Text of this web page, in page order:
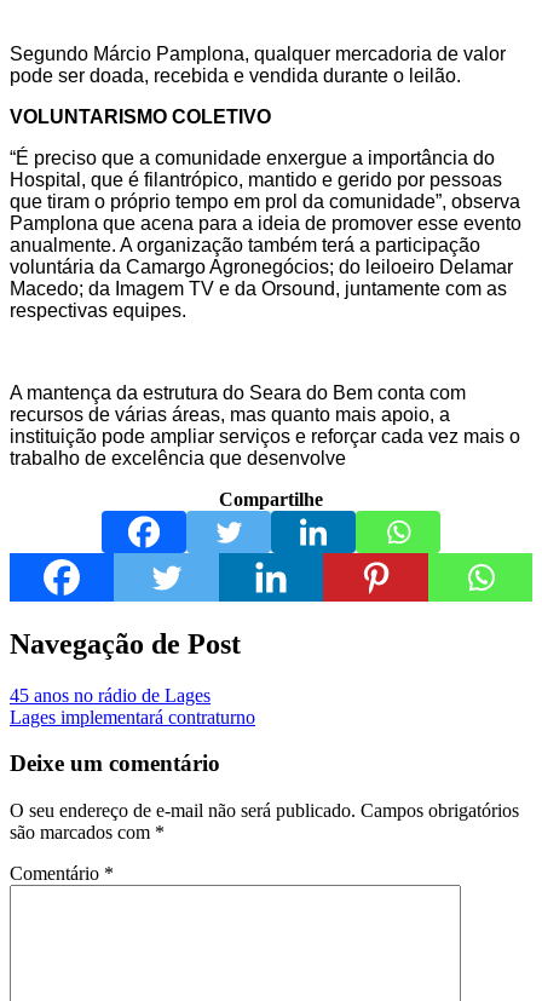
Segundo Márcio Pamplona, qualquer mercadoria de valor
pode ser doada, recebida e vendida durante o leilão.
VOLUNTARISMO COLETIVO
“É preciso que a comunidade enxergue a importância do
Hospital, que é filantrópico, mantido e gerido por pessoas
que tiram o próprio tempo em prol da comunidade”, observa
Pamplona que acena para a ideia de promover esse evento
anualmente. A organização também terá a participação
voluntária da Camargo Agronegócios; do leiloeiro Delamar
Macedo; da Imagem TV e da Orsound, juntamente com as
respectivas equipes.
A mantença da estrutura do Seara do Bem conta com
recursos de várias áreas, mas quanto mais apoio, a
instituição pode ampliar serviços e reforçar cada vez mais o
trabalho de excelência que desenvolve
Compartilhe
Navegação de Post
45 anos no rádio de Lages
Lages implementará contraturno
Deixe um comentário
O seu endereço de e-mail não será publicado. Campos obrigatórios
são marcados com *
Comentário *